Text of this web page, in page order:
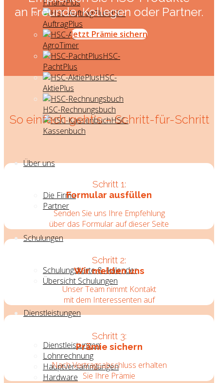
FinanzPlus
HSC-
AuftragPlus
HSC-
AgroTimer
HSC-
PachtPlus
HSC-
AktiePlus
HSC-Rechnungsbuch
HSC-
Kassenbuch
Über uns
Die Firma
Partner
Schulungen
Schulungskarte & -kalender
Übersicht Schulungen
Dienstleistungen
Dienstleistungen
Lohnrechnung
Hauptversammlungen
Hardware
an Freunde, Kollegen oder Partner.
Jetzt Prämie sichern
So einfach geht's – Schritt-für-Schritt
Schritt 1:
Formular ausfüllen
Senden Sie uns Ihre Empfehlung
über das Formular auf dieser Seite
Schritt 2:
Wir melden uns
Unser Team nimmt Kontakt
mit dem Interessenten auf
Schritt 3:
Prämie sichern
Nach Vertragsabschluss erhalten
Sie Ihre Prämie